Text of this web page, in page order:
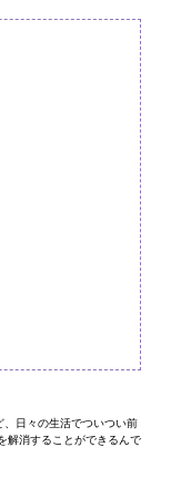
日々の生活でついつい前
解消することができるんで